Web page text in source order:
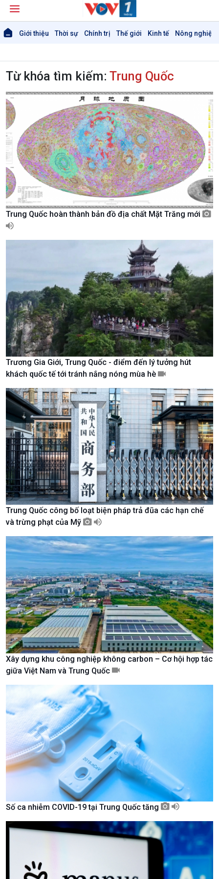
Giới thiệu Thời sự Chính trị Thế giới Kinh tế Nông nghiệp
Thời sự
Thời sự 6h
Thời sự 12h
Thời sự 18h
Thời sự 21h30
Bản tin
Chuyên mục
Theo dòng Thời sự
Chính trị
Chính phủ với người dân
Quốc hội với cử tri
Xây dựng đảng
Đảng trong cuộc sống
Nhận diện sự thật
Pháp luật và đời sống
Vấn đề quốc tế
Hồ sơ sự kiện quốc tế
Thế giới & Việt Nam
Biên cương - Một dải vững
bền
Kinh tế
Trước giờ mở cửa
Sức sống hàng Việt
thương mại
Nông nghiệp & Biển đảo
Tin Nông nghiệp & Biển
đảo
Biển đảo Việt Nam
Tâm tình biên giới và hải
Tìm hiểu biển, đảo Việt
Nam
Từ khóa tìm kiếm: Trung Quốc
Trung Quốc hoàn thành bản đồ địa chất Mặt Trăng mới
Trương Gia Giới, Trung Quốc - điểm đến lý tưởng hút
khách quốc tế tới tránh nắng nóng mùa hè
Trung Quốc công bố loạt biện pháp trả đũa các hạn chế
và trừng phạt của Mỹ
Xây dựng khu công nghiệp không carbon – Cơ hội hợp tác
giữa Việt Nam và Trung Quốc
Số ca nhiễm COVID-19 tại Trung Quốc tăng